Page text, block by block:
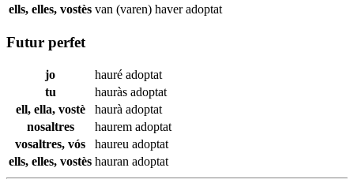
ells, elles, vostès van (varen) haveradoptat
Futur perfet
jo hauré adoptat
tu
hauràs adoptat
ell, ella, vostè
haurà adoptat
nosaltres
haurem adoptat
vosaltres, vós
haureu adoptat
ells, elles, vostès hauran adoptat